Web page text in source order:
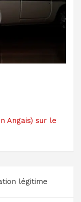
Angais) sur le
légitime